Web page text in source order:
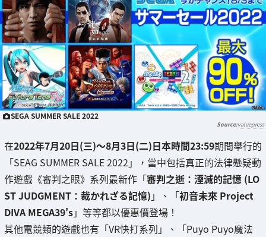
SEGA SUMMER SALE 2022
valuepress
在2022年7月20日(三)～8月3日(二)日本時間23:59期間舉行的
「SEAG SUMMER SALE 2022」，當中包括真正的法律懸疑動
作遊戲《審判之眼》系列最新作「審判之逝：湮滅的記憶 (LO
ST JUDGMENT：裁かれざる記憶) 」、「初音未來 Project
DIVA MEGA39's」等等都以優惠價登場！
其他電競類的遊戲也有「VR快打系列」、「Puyo Puyo魔法